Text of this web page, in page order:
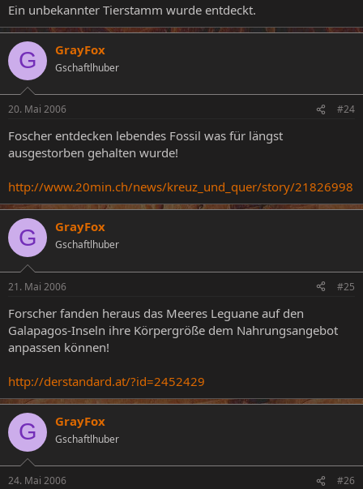
Ein unbekannter Tierstamm wurde entdeckt.
G GrayFox
Gschaftlhuber
20. Mai 2006 #24
Foscher entdecken lebendes Fossil was für längst
ausgestorben gehalten wurde!
http://www.20min.ch/news/kreuz_und_quer/story/21826998
G GrayFox
Gschaftlhuber
21. Mai 2006 #25
Forscher fanden heraus das Meeres Leguane auf den
Galapagos-Inseln ihre Körpergröße dem Nahrungsangebot
anpassen können!
http://derstandard.at/?id=2452429
G GrayFox
Gschaftlhuber
24. Mai 2006 #26